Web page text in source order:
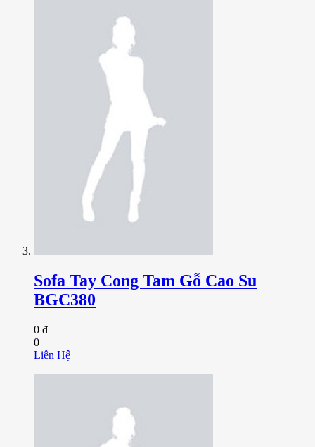
Sofa Tay Cong Tam Gỗ Cao Su
BGC380
0 đ
0
Liên Hệ